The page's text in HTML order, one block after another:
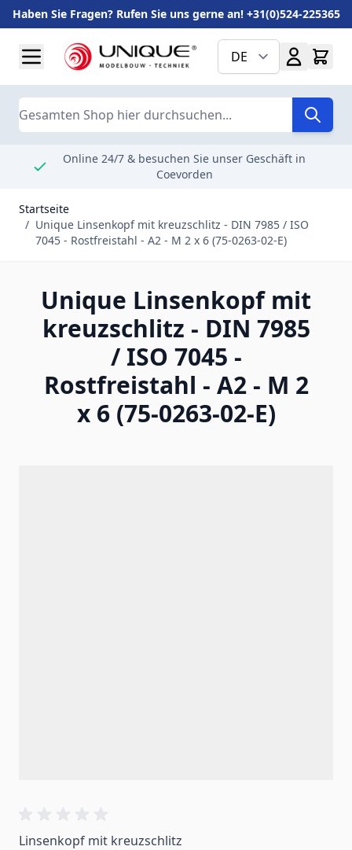
Haben Sie Fragen? Rufen Sie uns gerne an! +31(0)524-225365
DE
Suche
Online 24/7 & besuchen Sie unser Geschäft in
Coevorden
Startseite
/ Unique Linsenkopf mit kreuzschlitz - DIN 7985 / ISO
7045 - Rostfreistahl - A2 - M 2 x 6 (75-0263-02-E)
Unique Linsenkopf mit
kreuzschlitz - DIN 7985
/ ISO 7045 -
Rostfreistahl - A2 - M 2
x 6 (75-0263-02-E)
Linsenkopf mit kreuzschlitz